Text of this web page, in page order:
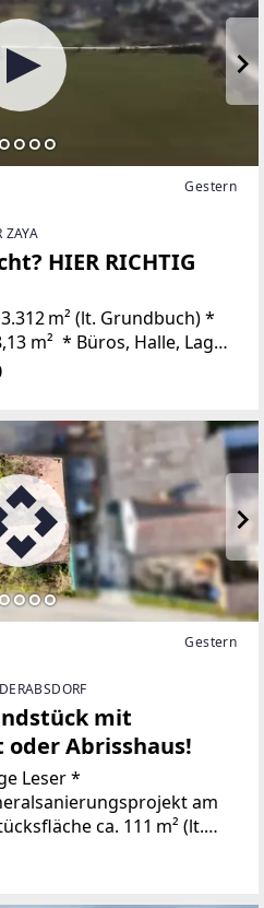
Gestern
ZAYA
HIER RICHTIG
m² (lt. Grundbuch) *
Lager,
Sie Ihren
Gestern
mit
Abrisshaus!
Leser *
am